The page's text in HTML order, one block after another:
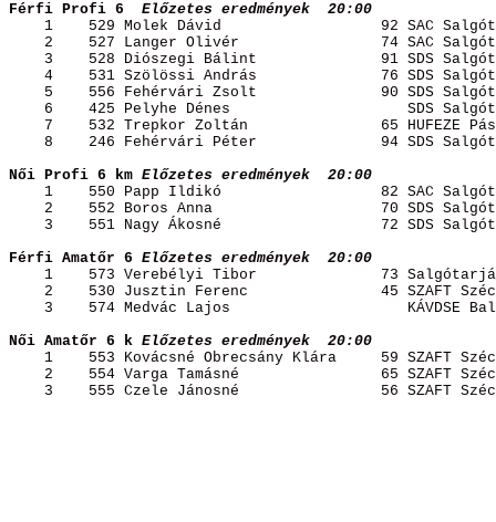
Férfi Profi 6 Előzetes eredmények
20:00
1
529 Molek Dávid 92 SAC
2
527 Langer Olivér 74 SAC
3
528 Diószegi Bálint 91 SDS
4
531 Szölössi András 76 SDS
5
556 Fehérvári Zsolt 90 SDS
6
425 Pelyhe Dénes
SDS
7
532 Trepkor Zoltán 65 HUFEZE
8
246 Fehérvári Péter 94 SDS
Női Profi 6 km Előzetes eredmények 20:00
1
550 Papp Ildikó 82 SAC
2
552 Boros Anna 70 SDS
3
551 Nagy Ákosné 72 SDS
Férfi Amatőr 6 Előzetes eredmények 20:00
1
573 Verebélyi Tibor 73
2
530 Jusztin Ferenc 45 SZAFT
3
574 Medvác Lajos KÁVDSE
Női Amatőr 6 k Előzetes eredmények 20:00
1
553 Kovácsné Obrecsány Klára 59 SZAFT
2
554 Varga Tamásné 65 SZAFT
3
555 Czele Jánosné 56 SZAFT